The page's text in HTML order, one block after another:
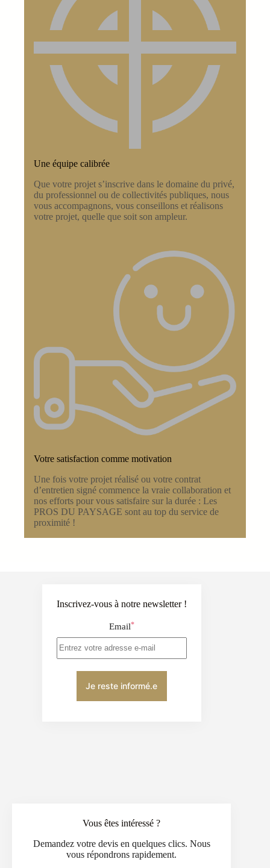
Une équipe calibrée
Que votre projet s’inscrive dans le domaine du privé,
du professionnel ou de collectivités publiques, nous
vous accompagnons, vous conseillons et réalisons
votre projet, quelle que soit son ampleur.
Votre satisfaction comme motivation
Une fois votre projet réalisé ou votre contrat
d’entretien signé commence la vraie collaboration et
nos efforts pour vous satisfaire sur la durée : Les
PROS DU PAYSAGE sont au top du service de
proximité !
Inscrivez-vous à notre newsletter !
Email*
Vous êtes intéressé ?
Demandez votre devis en quelques clics. Nous
vous répondrons rapidement.